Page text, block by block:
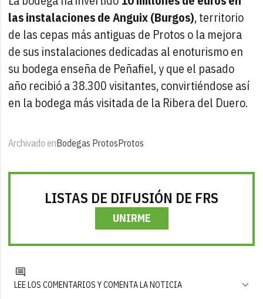
las instalaciones de Anguix (Burgos), territorio
de las cepas más antiguas de Protos o la mejora
de sus instalaciones dedicadas al enoturismo en
su bodega enseña de Peñafiel, y que el pasado
año recibió a 38.300 visitantes, convirtiéndose así
en la bodega más visitada de la Ribera del Duero.
Archivado enBodegas ProtosProtos
LISTAS DE DIFUSIÓN DE FRS
UNIRME
LEE LOS COMENTARIOS Y COMENTA LA NOTICIA